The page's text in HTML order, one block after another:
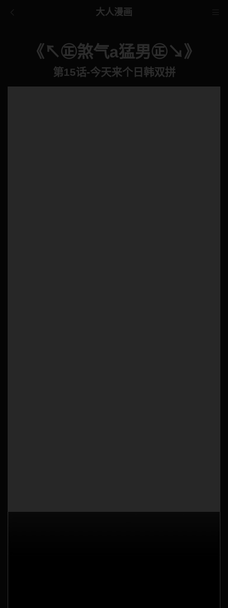
大人漫画
《↖㊣煞气a猛男㊣↘》
第15话-今天来个日韩双拼